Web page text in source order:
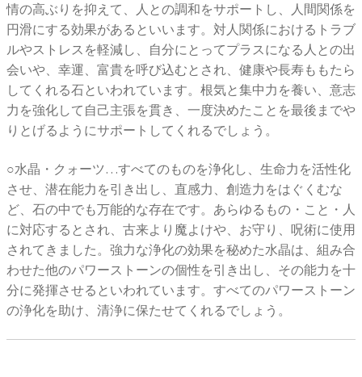
情の高ぶりを抑えて、人との調和をサポートし、人間関係を
円滑にする効果があるといいます。対人関係におけるトラブ
ルやストレスを軽減し、自分にとってプラスになる人との出
会いや、幸運、富貴を呼び込むとされ、健康や長寿ももたら
してくれる石といわれています。根気と集中力を養い、意志
力を強化して自己主張を貫き、一度決めたことを最後までや
りとげるようにサポートしてくれるでしょう。
○水晶・クォーツ…すべてのものを浄化し、生命力を活性化
させ、潜在能力を引き出し、直感力、創造力をはぐくむな
ど、石の中でも万能的な存在です。あらゆるもの・こと・人
に対応するとされ、古来より魔よけや、お守り、呪術に使用
されてきました。強力な浄化の効果を秘めた水晶は、組み合
わせた他のパワーストーンの個性を引き出し、その能力を十
分に発揮させるといわれています。すべてのパワーストーン
の浄化を助け、清浄に保たせてくれるでしょう。